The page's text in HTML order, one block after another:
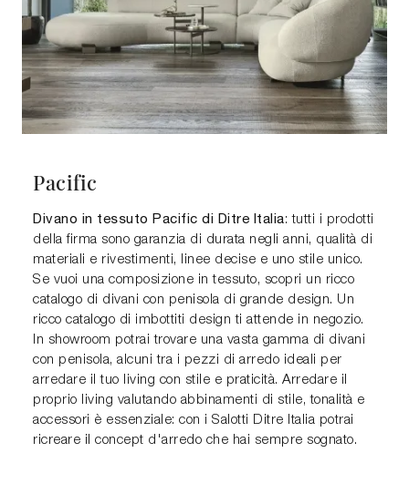
Pacific
Divano in tessuto Pacific di Ditre Italia: tutti i prodotti
della firma sono garanzia di durata negli anni, qualità di
materiali e rivestimenti, linee decise e uno stile unico.
Se vuoi una composizione in tessuto, scopri un ricco
catalogo di divani con penisola di grande design. Un
ricco catalogo di imbottiti design ti attende in negozio.
In showroom potrai trovare una vasta gamma di divani
con penisola, alcuni tra i pezzi di arredo ideali per
arredare il tuo living con stile e praticità. Arredare il
proprio living valutando abbinamenti di stile, tonalità e
accessori è essenziale: con i Salotti Ditre Italia potrai
ricreare il concept d'arredo che hai sempre sognato.